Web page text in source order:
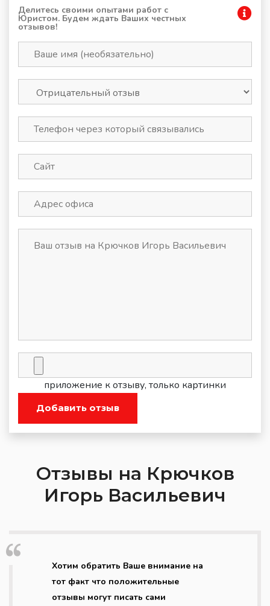
Делитесь своими опытами работ с
Юристом. Будем ждать Ваших честных
отзывов!
приложение к отзыву, только картинки
Добавить отзыв
Отзывы на Крючков
Игорь Васильевич
Хотим обратить Ваше внимание на
тот факт что положительные
отзывы могут писать сами